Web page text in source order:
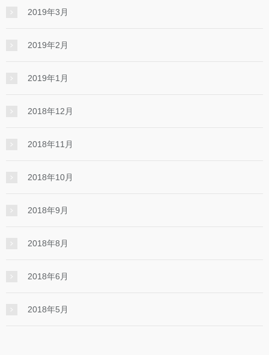
2019年3月
2019年2月
2019年1月
2018年12月
2018年11月
2018年10月
2018年9月
2018年8月
2018年6月
2018年5月